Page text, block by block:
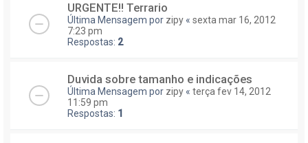
URGENTE!! Terrario
Última Mensagem por zipy « sexta mar 16, 2012
7:23 pm
Respostas: 2
Duvida sobre tamanho e indicações
Última Mensagem por zipy « terça fev 14, 2012
11:59 pm
Respostas: 1